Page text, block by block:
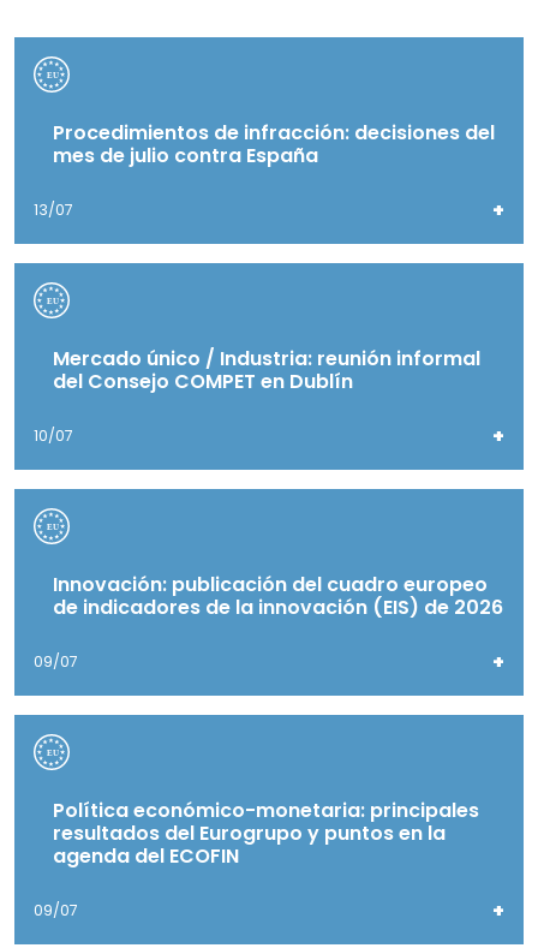
Procedimientos de infracción: decisiones del
mes de julio contra España
13/07 +
Mercado único / Industria: reunión informal
del Consejo COMPET en Dublín
10/07 +
Innovación: publicación del cuadro europeo
de indicadores de la innovación (EIS) de 2026
09/07 +
Política económico-monetaria: principales
resultados del Eurogrupo y puntos en la
agenda del ECOFIN
09/07 +